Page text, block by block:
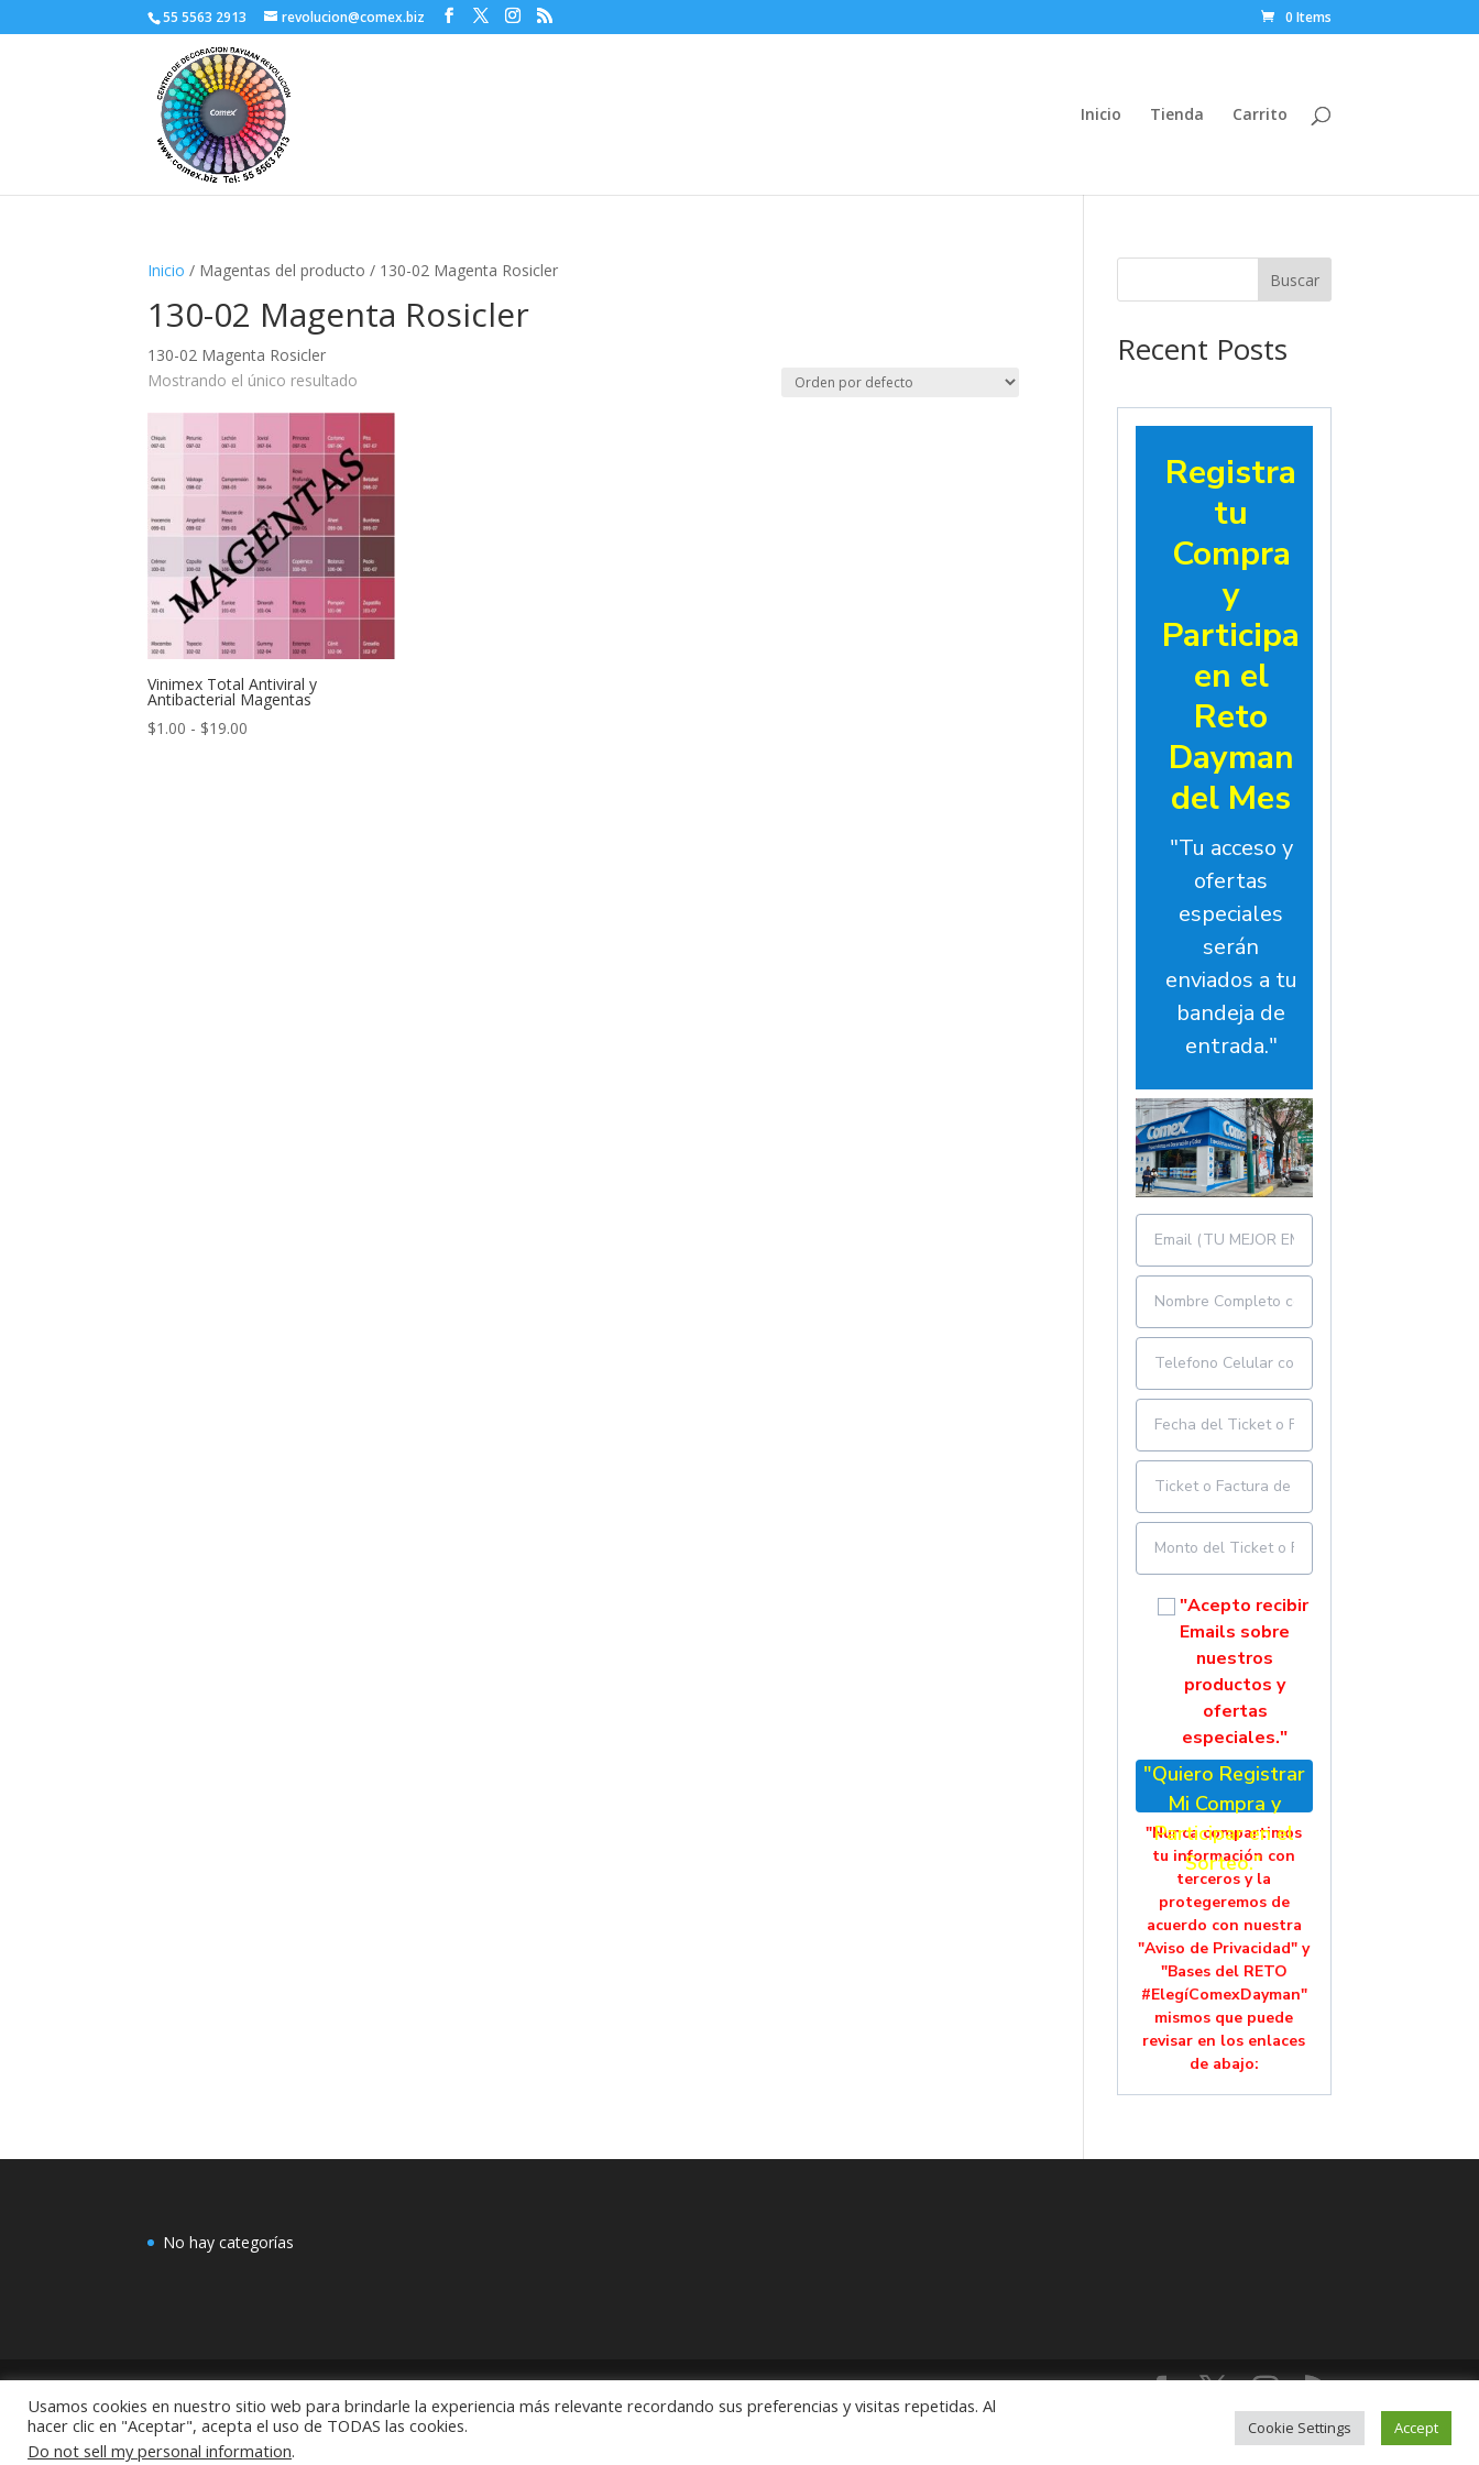
55 5563 2913 revolucion@comex.biz 0 Items
Inicio Tienda Carrito
Inicio / Magentas del producto / 130-02 Magenta Rosicler
130-02 Magenta Rosicler
130-02 Magenta Rosicler
Mostrando el único resultado
Vinimex Total Antiviral y
Antibacterial Magentas
$1.00 - $19.00
Buscar
Recent Posts
Registra
tu
Compra
y
Participa
en el
Reto
Dayman
del Mes
"Tu acceso y
ofertas
especiales
serán
enviados a tu
bandeja de
entrada."
"Acepto recibir
Emails sobre
nuestros
productos y
ofertas
especiales."
"Quiero Registrar
Mi Compra y
Participar en el
Sorteo."
"Nunca compartimos
tu información con
terceros y la
protegeremos de
acuerdo con nuestra
"Aviso de Privacidad" y
"Bases del RETO
#ElegíComexDayman"
mismos que puede
revisar en los enlaces
de abajo:
No hay categorías
COMEX: "Centro de Decoración Dayman Revolución" Pedidos: 55 5563 2913 y 55 5563 1186 Rubens # 3, Esquina Revolución, Colonia Mixcoac, C.P. 03910, CDMX,
México
Usamos cookies en nuestro sitio web para brindarle la experiencia más relevante recordando sus preferencias y visitas repetidas. Al
hacer clic en "Aceptar", acepta el uso de TODAS las cookies.
Do not sell my personal information.
Cookie Settings Accept